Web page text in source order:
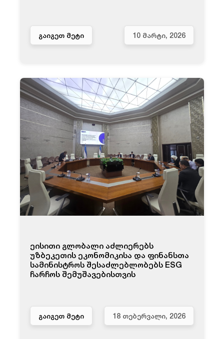
ᲒᲐᲘᲒᲔᲗ ᲛᲔᲢᲘ 10 ᲛᲐᲠᲢᲘ, 2026
ეისითი გლობალი აძლიერებს
უზბეკეთის ეკონომიკისა და ფინანსთა
სამინისტროს შესაძლებლობებს ESG
ჩარჩოს შემუშავებისთვის
ᲒᲐᲘᲒᲔᲗ ᲛᲔᲢᲘ 18 ᲗᲔᲑᲔᲠᲕᲐᲚᲘ, 2026